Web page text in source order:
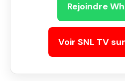
Rejoindre
Voir SNL TV